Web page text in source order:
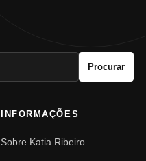
Procurar
INFORMAÇÕES
Sobre Katia Ribeiro